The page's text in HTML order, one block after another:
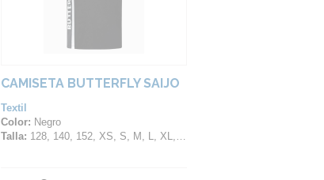
CAMISETA BUTTERFLY SAIJO
Textil
Color: Negro
Talla: 128, 140, 152, XS, S, M, L, XL, 2XL, 3XL, 4XL